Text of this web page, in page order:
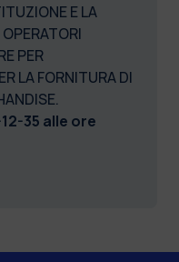
E LA
PER
LA FORNITURA DI
35 alle ore